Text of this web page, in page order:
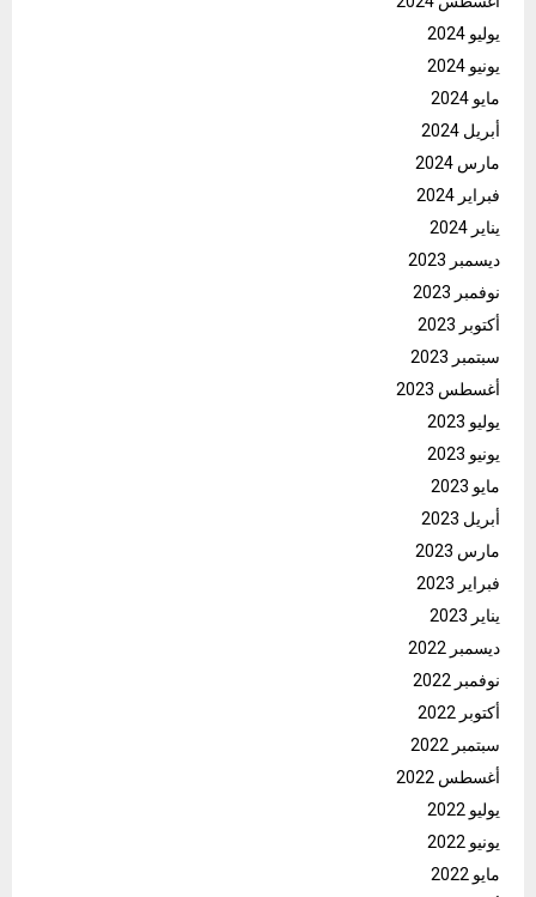
يوليو 2024
يونيو 2024
مايو 2024
أبريل 2024
مارس 2024
فبراير 2024
يناير 2024
ديسمبر 2023
نوفمبر 2023
أكتوبر 2023
سبتمبر 2023
أغسطس 2023
يوليو 2023
يونيو 2023
مايو 2023
أبريل 2023
مارس 2023
فبراير 2023
يناير 2023
ديسمبر 2022
نوفمبر 2022
أكتوبر 2022
سبتمبر 2022
أغسطس 2022
يوليو 2022
يونيو 2022
مايو 2022